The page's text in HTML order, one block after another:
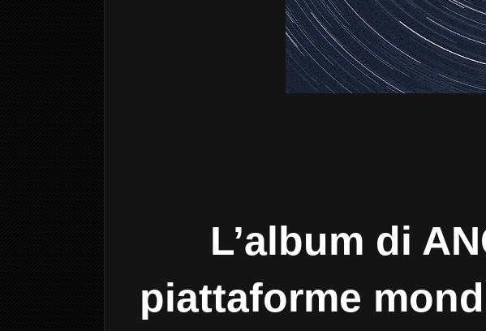
L’album di
piattaforme